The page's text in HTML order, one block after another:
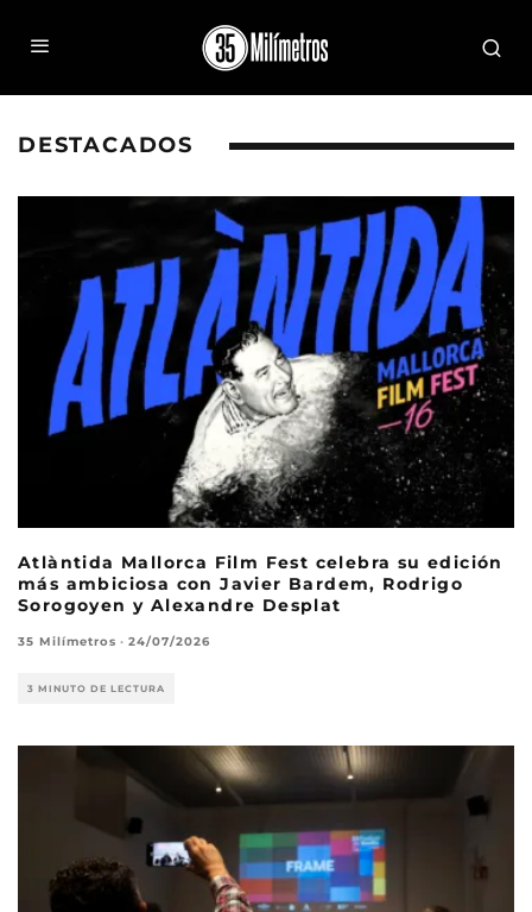
DESTACADOS
Atlàntida Mallorca Film Fest celebra su edición
más ambiciosa con Javier Bardem, Rodrigo
Sorogoyen y Alexandre Desplat
35 Milímetros · 24/07/2026
3 MINUTO DE LECTURA